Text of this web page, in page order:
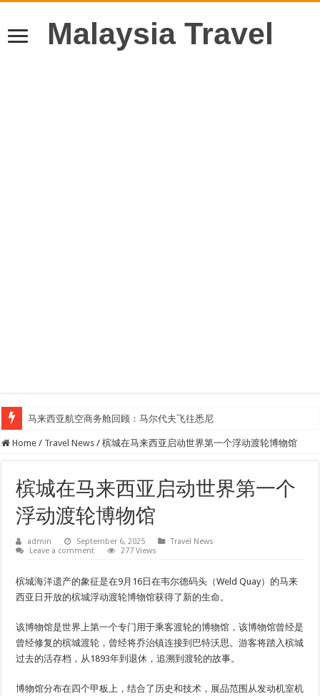
Malaysia Travel
马来西亚航空商务舱回顾：马尔代夫飞往悉尼
Home / Travel News / 槟城在马来西亚启动世界第一个浮动渡轮博物馆
槟城在马来西亚启动世界第一个
浮动渡轮博物馆
admin September 6, 2025
Travel News
Leave a comment
277 Views
槟城海洋遗产的象征是在9月16日在韦尔德码头（Weld Quay）的马来
西亚日开放的槟城浮动渡轮博物馆获得了新的生命。
该博物馆是世界上第一个专门用于乘客渡轮的博物馆，该博物馆曾经是
曾经修复的槟城渡轮，曾经将乔治镇连接到巴特沃思。游客将踏入槟城
过去的活存档，从1893年到退休，追溯到渡轮的故事。
博物馆分布在四个甲板上，结合了历史和技术，展品范围从发动机室机